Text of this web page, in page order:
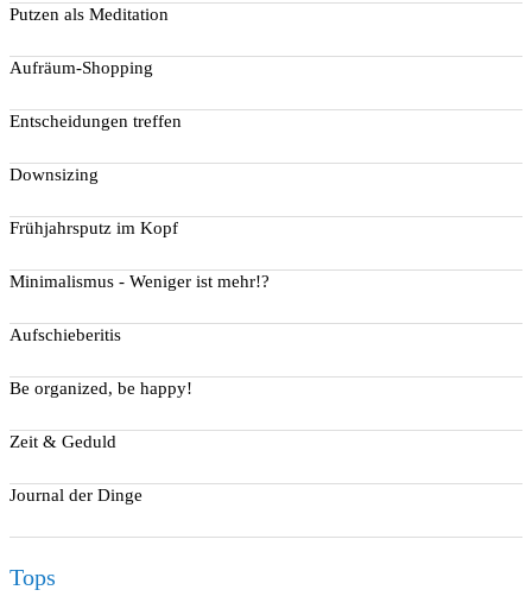
Putzen als Meditation
Aufräum-Shopping
Entscheidungen treffen
Downsizing
Frühjahrsputz im Kopf
Minimalismus - Weniger ist mehr!?
Aufschieberitis
Be organized, be happy!
Zeit & Geduld
Journal der Dinge
Tops